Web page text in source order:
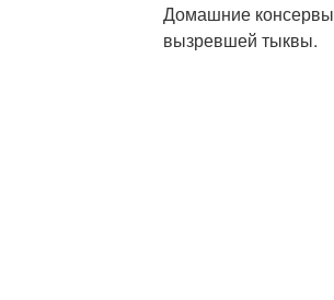
Домашние консервы
вызревшей тыквы.